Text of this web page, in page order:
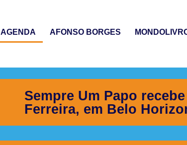
AGENDA AFONSO BORGES
Sempre Um Papo
Ferreira, em Belo